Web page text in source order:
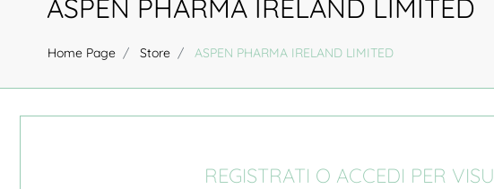
ASPEN PHARMA IRELAND LIMITED
Home Page Store ASPEN PHARMA IRELAND LIMITED
REGISTRATI O ACCEDI PER